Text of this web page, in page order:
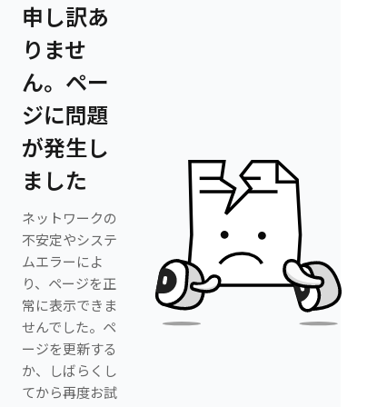
申し訳あ
りませ
ん。ペー
ジに問題
が発生し
ました
ネットワークの
不安定やシステ
ムエラーによ
り、ページを正
常に表示できま
せんでした。ペ
ージを更新する
か、しばらくし
てから再度お試